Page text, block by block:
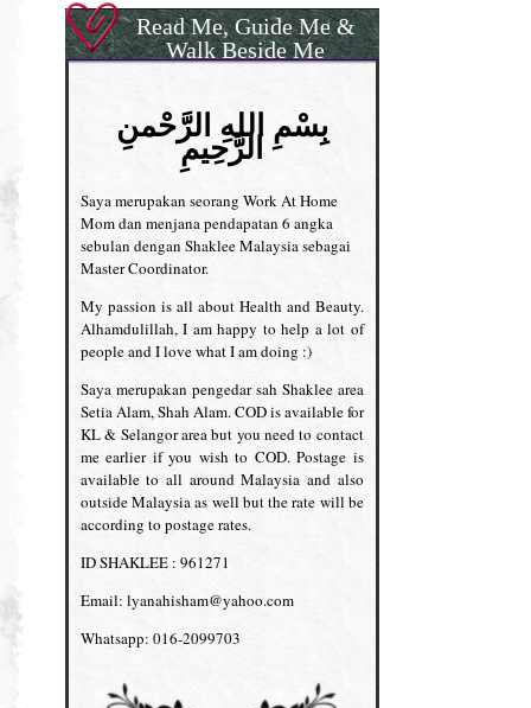
Read Me, Guide Me &
Walk Beside Me
بِسْمِ اللهِ الرَّحْمنِ
الرَّحِيمِ
Saya merupakan seorang Work At Home
Mom dan menjana pendapatan 6 angka
sebulan dengan Shaklee Malaysia sebagai
Master Coordinator.
My passion is all about Health and Beauty.
Alhamdulillah, I am happy to help a lot of
people and I love what I am doing :)
Saya merupakan pengedar sah Shaklee area
Setia Alam, Shah Alam. COD is available for
KL & Selangor area but you need to contact
me earlier if you wish to COD. Postage is
available to all around Malaysia and also
outside Malaysia as well but the rate will be
according to postage rates.
ID SHAKLEE : 961271
Email: lyanahisham@yahoo.com
Whatsapp: 016-2099703